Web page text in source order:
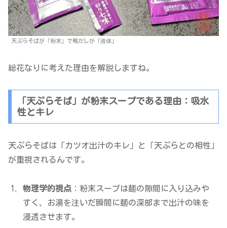
天ぷらそばが「粉末」で鴨だしが「液体」
総花なりに考えた理由を解説しますね。
「天ぷらそば」が粉末スープである理由：吸水
性とキレ
天ぷらそばは「カツオ出汁のキレ」と「天ぷらとの相性」
が重視されるんです。
物理学的視点 ：粉末スープは麺の隙間に入り込みや
すく、お湯を注いだ瞬間に麺の深部まで出汁の味を
浸透させます。